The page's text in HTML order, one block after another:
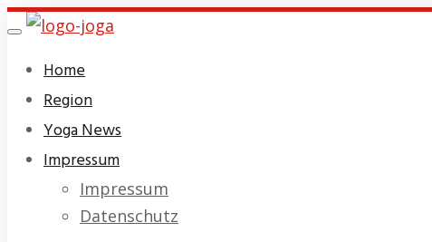
Skip
main
content
Toggle
Home
Region
Yoga News
Impressum
Impressum
Datenschutz